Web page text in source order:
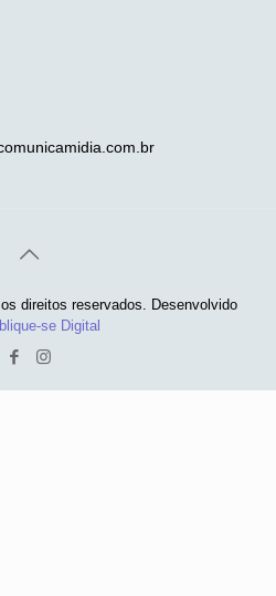
direitos reservados. Desenvolvido
se Digital